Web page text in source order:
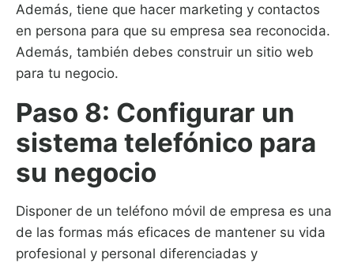
Además, tiene que hacer marketing y contactos
en persona para que su empresa sea reconocida.
Además, también debes construir un sitio web
para tu negocio.
Paso 8: Configurar un
sistema telefónico para
su negocio
Disponer de un teléfono móvil de empresa es una
de las formas más eficaces de mantener su vida
profesional y personal diferenciadas y